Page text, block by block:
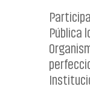
Pública